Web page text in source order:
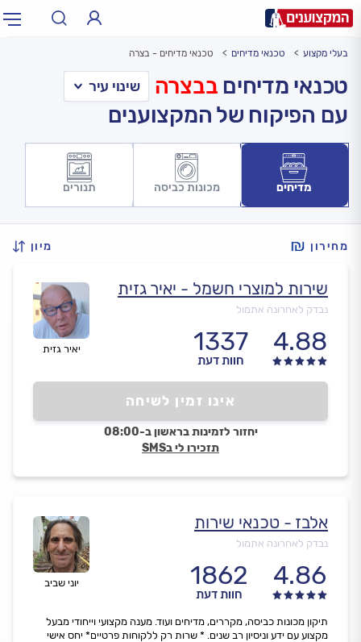
עירעיר: תל אביב, חיפה…
בעלי מקצוע טכנאי מדיחים טכנאי מדיחים - בצרה
טכנאי מדיחים בבצרה
עם הפיקוח של המקצוענים
מדיחים מכונות כביסה תנורים
מחירון מיון
יאיר גזית
שירות למוצרי חשמל - יאיר גזית
נבדק לאחרונה אתמול
4.88
1337
חוות דעת
אינו זמין לשיחה
יחזור לזמינות בראשון ב-08:00
תזכירו לי בSMS
יוני שביב
אלבז - טכנאי שירות
נבדק לאחרונה אתמול
4.86
1862
חוות דעת
תיקון מכונות כביסה, מקררים, מדיחים ועוד. מענה מקצועי וייחודי מבעל
מקצוע עם ידע וניסיון רב שנים. * שרות רק ללקוחות פרטיים* יחס אישי